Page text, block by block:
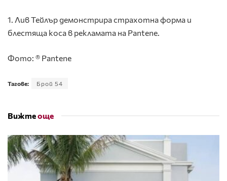
1. Лив Тейлър демонстрира страхотна форма и
блестяща коса в рекламата на Pantene.
Фото: ® Pantene
Тагове: Брой 54
Вижтеоще